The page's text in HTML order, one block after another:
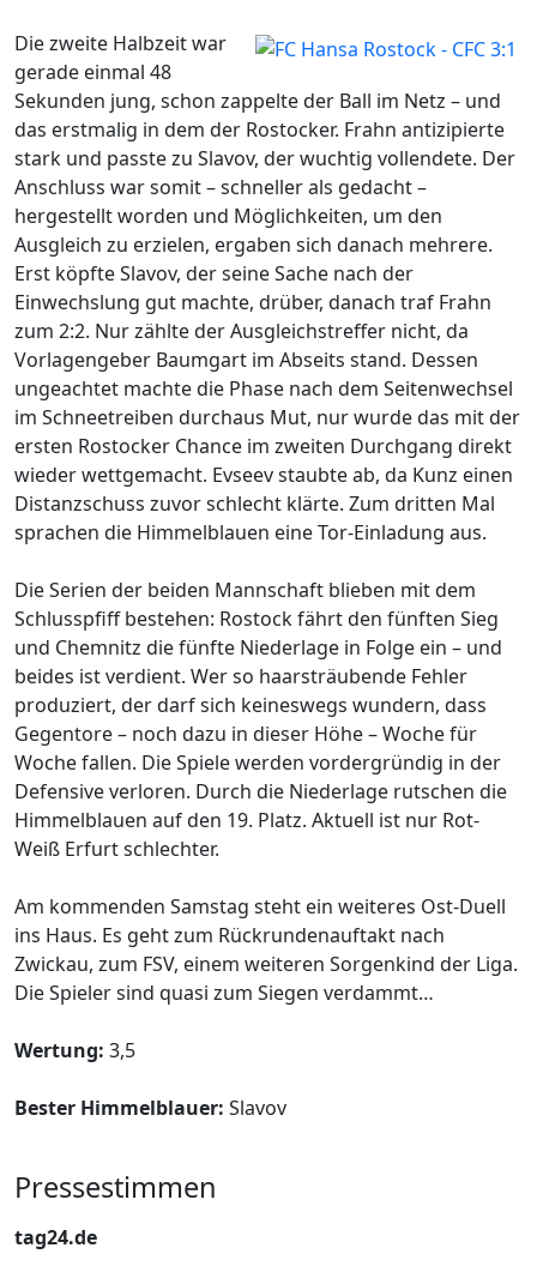
Die zweite Halbzeit war
gerade einmal 48
Sekunden jung, schon zappelte der Ball im Netz – und
das erstmalig in dem der Rostocker. Frahn antizipierte
stark und passte zu Slavov, der wuchtig vollendete. Der
Anschluss war somit – schneller als gedacht –
hergestellt worden und Möglichkeiten, um den
Ausgleich zu erzielen, ergaben sich danach mehrere.
Erst köpfte Slavov, der seine Sache nach der
Einwechslung gut machte, drüber, danach traf Frahn
zum 2:2. Nur zählte der Ausgleichstreffer nicht, da
Vorlagengeber Baumgart im Abseits stand. Dessen
ungeachtet machte die Phase nach dem Seitenwechsel
im Schneetreiben durchaus Mut, nur wurde das mit der
ersten Rostocker Chance im zweiten Durchgang direkt
wieder wettgemacht. Evseev staubte ab, da Kunz einen
Distanzschuss zuvor schlecht klärte. Zum dritten Mal
sprachen die Himmelblauen eine Tor-Einladung aus.
Die Serien der beiden Mannschaft blieben mit dem
Schlusspfiff bestehen: Rostock fährt den fünften Sieg
und Chemnitz die fünfte Niederlage in Folge ein – und
beides ist verdient. Wer so haarsträubende Fehler
produziert, der darf sich keineswegs wundern, dass
Gegentore – noch dazu in dieser Höhe – Woche für
Woche fallen. Die Spiele werden vordergründig in der
Defensive verloren. Durch die Niederlage rutschen die
Himmelblauen auf den 19. Platz. Aktuell ist nur Rot-
Weiß Erfurt schlechter.
Am kommenden Samstag steht ein weiteres Ost-Duell
ins Haus. Es geht zum Rückrundenauftakt nach
Zwickau, zum FSV, einem weiteren Sorgenkind der Liga.
Die Spieler sind quasi zum Siegen verdammt…
Wertung: 3,5
Bester Himmelblauer: Slavov
Pressestimmen
tag24.de